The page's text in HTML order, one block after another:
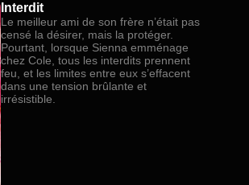
Interdit
Le meilleur ami de son frère n’était pas
censé la désirer, mais la protéger.
Pourtant, lorsque Sienna emménage
chez Cole, tous les interdits prennent
feu, et les limites entre eux s’effacent
dans une tension brûlante et
irrésistible.